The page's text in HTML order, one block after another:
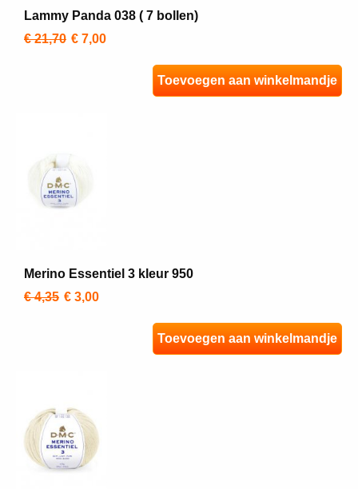
Lammy Panda 038 ( 7 bollen)
€ 21,70 € 7,00
Toevoegen aan winkelmandje
Merino Essentiel 3 kleur 950
€ 4,35 € 3,00
Toevoegen aan winkelmandje